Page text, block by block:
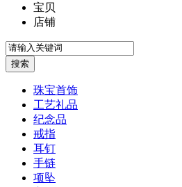
宝贝
店铺
珠宝首饰
工艺礼品
纪念品
戒指
耳钉
手链
项坠